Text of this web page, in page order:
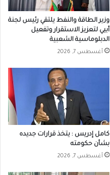
وزير الطاقة والنفط يلتقي رئيس لجنة
أبيي لتعزيز الاستقرار وتفعيل
الدبلوماسية الشعبية
أغسطس 7, 2026
كامل إدريس : يتخذ قرارات جديده
بشأن حكومته
أغسطس 7, 2026